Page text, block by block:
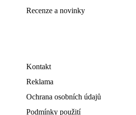
Recenze a novinky
Kontakt
Reklama
Ochrana osobních údajů
Podmínky použití